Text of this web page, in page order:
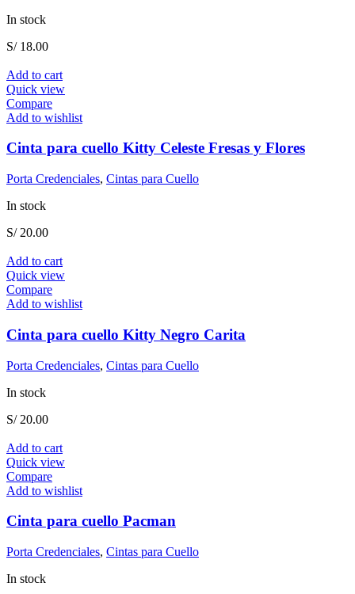
In stock
S/18.00
Add to cart
Quick view
Compare
Add to wishlist
Cinta para cuello Kitty Celeste Fresas y Flores
Porta Credenciales, Cintas para Cuello
In stock
S/20.00
Add to cart
Quick view
Compare
Add to wishlist
Cinta para cuello Kitty Negro Carita
Porta Credenciales, Cintas para Cuello
In stock
S/20.00
Add to cart
Quick view
Compare
Add to wishlist
Cinta para cuello Pacman
Porta Credenciales, Cintas para Cuello
In stock